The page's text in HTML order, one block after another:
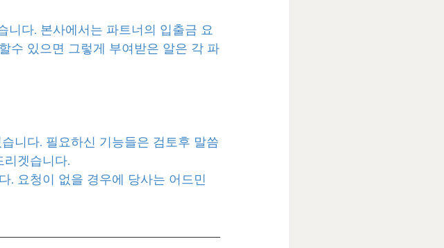
니다. 본사에서는 파트너의 입출금 요
수 있으면 그렇게 부여받은 알은 각 파
니다. 필요하신 기능들은 검토후 말씀
리겟습니다.
. 요청이 없을 경우에 당사는 어드민